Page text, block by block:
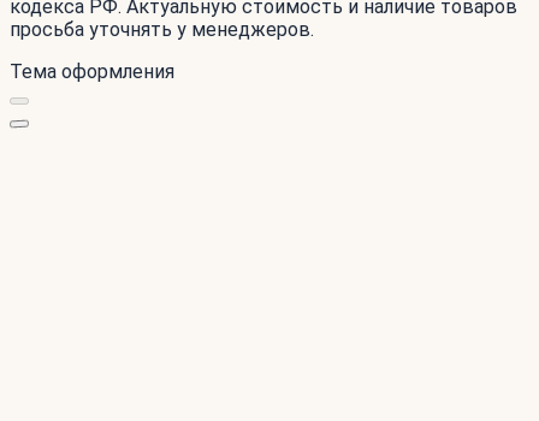
кодекса РФ. Актуальную стоимость и наличие товаров
просьба уточнять у менеджеров.
Тема оформления